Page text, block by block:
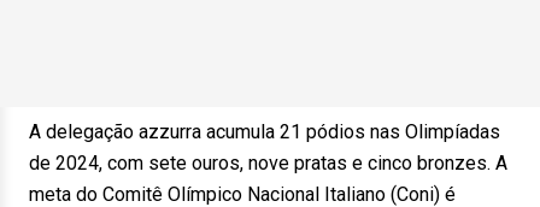
A delegação azzurra acumula 21 pódios nas Olimpíadas
de 2024, com sete ouros, nove pratas e cinco bronzes. A
meta do Comitê Olímpico Nacional Italiano (Coni) é